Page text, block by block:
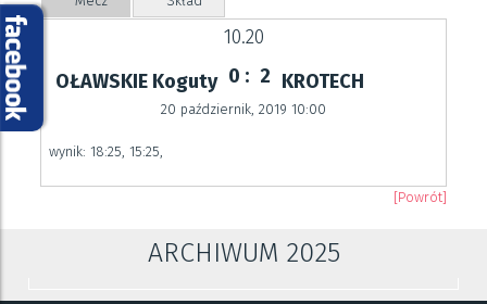
10.20
OŁAWSKIE Koguty 0 : 2 KROTECH
20 październik, 2019 10:00
wynik: 18:25, 15:25,
[Powrót]
ARCHIWUM 2025